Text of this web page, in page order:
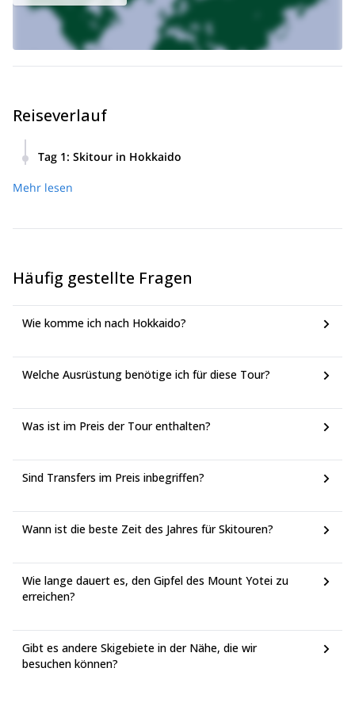
Reiseverlauf
Tag 1: Skitour in Hokkaido
atemberaubenden Mount Yotei machen, um mit unserem
verschiedenen Seiten des Yotei hinunterfahren und seine
einzigartigen Schneebedingungen erleben.
verlängern? Wir können andere fantastische Resorts in der
Skifahren zu erleben. Einige meiner Top-Empfehlungen sind
Niseko, Rusutsu, Nakayamatoge, Asahigaoka und Rankoshi
möchten den Mount Yotei hinunterfahren, und gemeinsam
können wir das lokale Bier, köstliches Essen und die
Mehr lesen
Häufig gestellte Fragen
Wie komme ich nach Hokkaido?
Welche Ausrüstung benötige ich für diese Tour?
Was ist im Preis der Tour enthalten?
Sind Transfers im Preis inbegriffen?
Wann ist die beste Zeit des Jahres für Skitouren?
Wie lange dauert es, den Gipfel des Mount Yotei zu
erreichen?
Gibt es andere Skigebiete in der Nähe, die wir
besuchen können?